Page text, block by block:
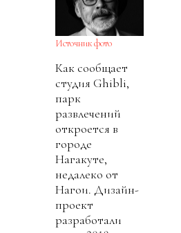
Источник фото
Как сообщает
студия Ghibli,
парк
развлечений
откроется в
городе
Нагакуте,
недалеко от
Нагои. Дизайн-
проект
разработали